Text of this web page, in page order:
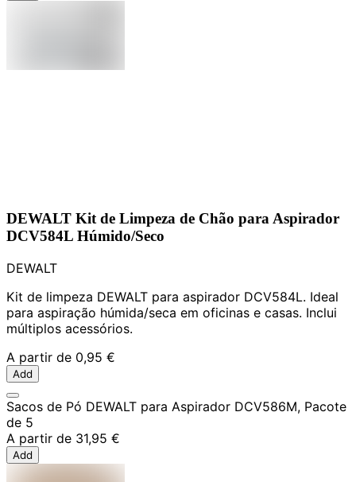
DEWALT Kit de Limpeza de Chão para Aspirador
DCV584L Húmido/Seco
DEWALT
Kit de limpeza DEWALT para aspirador DCV584L. Ideal
para aspiração húmida/seca em oficinas e casas. Inclui
múltiplos acessórios.
A partir de 0,95 €
Add
Sacos de Pó DEWALT para Aspirador DCV586M, Pacote
de 5
A partir de 31,95 €
Add